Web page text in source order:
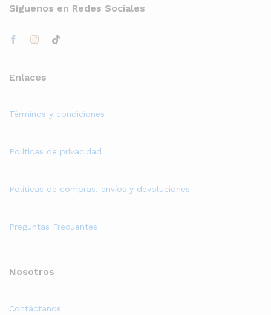
Síguenos en Redes Sociales
Enlaces
Términos y condiciones
Políticas de privacidad
Políticas de compras, envíos y devoluciones
Preguntas Frecuentes
Nosotros
Contáctanos